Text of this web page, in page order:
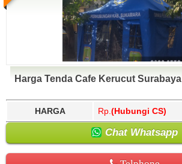
Harga Tenda Cafe Kerucut Surabaya
HARGA Rp. (Hubungi CS)
Chat Whatsapp